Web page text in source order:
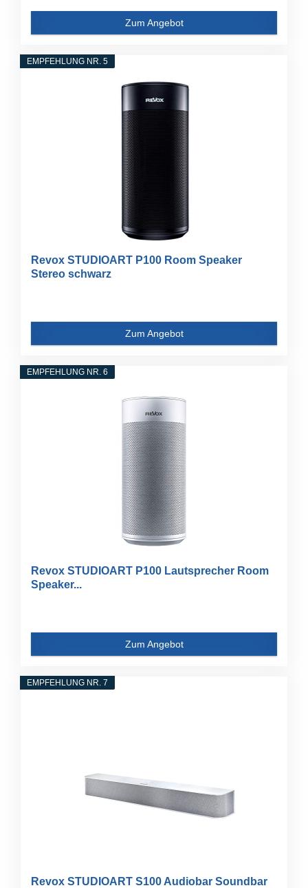
Zum Angebot
EMPFEHLUNG NR. 5
Revox STUDIOART P100 Room Speaker
Stereo schwarz
Zum Angebot
EMPFEHLUNG NR. 6
Revox STUDIOART P100 Lautsprecher Room
Speaker...
Zum Angebot
EMPFEHLUNG NR. 7
Revox STUDIOART S100 Audiobar Soundbar